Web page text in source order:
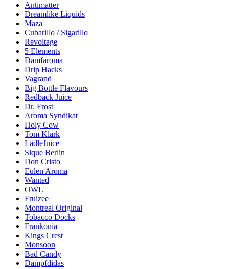
Antimatter
Dreamlike Liquids
Maza
Cubarillo / Sigarillo
Revoltage
5 Elements
Damfaroma
Drip Hacks
Vagrand
Big Bottle Flavours
Redback Juice
Dr. Frost
Aroma Syndikat
Holy Cow
Tom Klark
LädleJuice
Sique Berlin
Don Cristo
Eulen Aroma
Wanted
OWL
Fruizee
Montreal Original
Tobacco Docks
Frankonia
Kings Crest
Monsoon
Bad Candy
Dampfdidas